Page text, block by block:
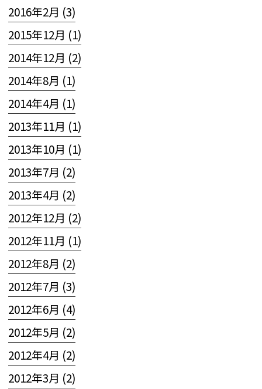
2016年2月 (3)
2015年12月 (1)
2014年12月 (2)
2014年8月 (1)
2014年4月 (1)
2013年11月 (1)
2013年10月 (1)
2013年7月 (2)
2013年4月 (2)
2012年12月 (2)
2012年11月 (1)
2012年8月 (2)
2012年7月 (3)
2012年6月 (4)
2012年5月 (2)
2012年4月 (2)
2012年3月 (2)